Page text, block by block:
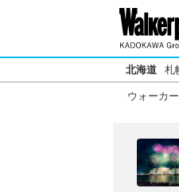
北海道 札
ウォーカ